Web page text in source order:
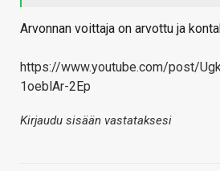
Arvonnan voittaja on arvottu ja
https://www.youtube.com/post/
1oeblAr-2Ep
Kirjaudu sisään vastataksesi